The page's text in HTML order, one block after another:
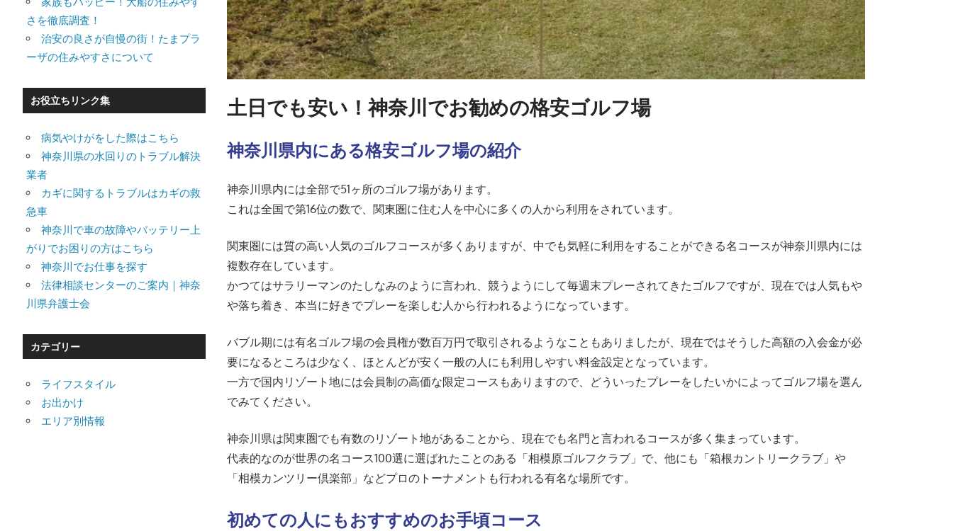
土日でも安い！神奈川でお勧めの格安ゴルフ場
神奈川県内にある格安ゴルフ場の紹介
神奈川県内には全部で51ヶ所のゴルフ場があります。
これは全国で第16位の数で、関東圏に住む人を中心に多くの人から利用をされています。
関東圏には質の高い人気のゴルフコースが多くありますが、中でも気軽に利用をすることができる名コースが神奈川県内には
複数存在しています。
かつてはサラリーマンのたしなみのように言われ、競うようにして毎週末プレーされてきたゴルフですが、現在では人気もや
や落ち着き、本当に好きでプレーを楽しむ人から行われるようになっています。
バブル期には有名ゴルフ場の会員権が数百万円で取引されるようなこともありましたが、現在ではそうした高額の入会金が必
要になるところは少なく、ほとんどが安く一般の人にも利用しやすい料金設定となっています。
一方で国内リゾート地には会員制の高価な限定コースもありますので、どういったプレーをしたいかによってゴルフ場を選ん
でみてください。
神奈川県は関東圏でも有数のリゾート地があることから、現在でも名門と言われるコースが多く集まっています。
代表的なのが世界の名コース100選に選ばれたことのある「相模原ゴルフクラブ」で、他にも「箱根カントリークラブ」や
「相模カンツリー倶楽部」などプロのトーナメントも行われる有名な場所です。
初めての人にもおすすめのお手頃コース
さを徹底調査！
治安の良さが自慢の街！たまプラ
ーザの住みやすさについて
お役立ちリンク集
病気やけがをした際はこちら
神奈川県の水回りのトラブル解決
業者
カギに関するトラブルはカギの救
急車
神奈川で車の故障やバッテリー上
がりでお困りの方はこちら
神奈川でお仕事を探す
法律相談センターのご案内｜神奈
川県弁護士会
カテゴリー
ライフスタイル
お出かけ
エリア別情報